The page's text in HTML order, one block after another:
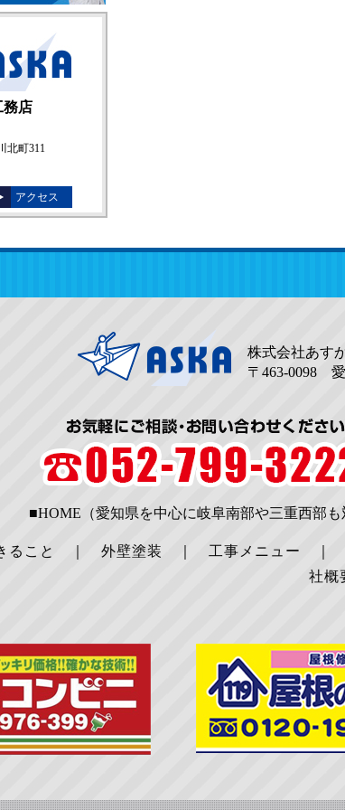
務店
北町311
アクセス
株式会社あす
〒463-0098
■HOME（愛知県を中心に岐阜南部や三重西部
ること 外壁塗装 工事メニュー
社概